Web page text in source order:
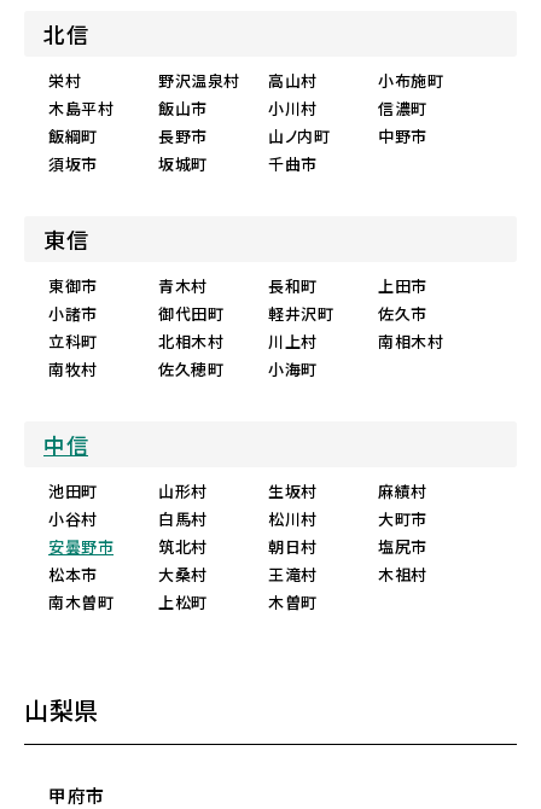
北信
栄村 野沢温泉村 高山村
小布施町
木島平村
飯山市 小川村
信濃町
飯綱町
長野市 山ノ内町
中野市
須坂市
坂城町 千曲市
東信
東御市 青木村 長和町
上田市
小諸市
御代田町 軽井沢町
佐久市
立科町
北相木村 川上村
南相木村
南牧村
佐久穂町 小海町
中信
池田町 山形村 生坂村
麻績村
小谷村
白馬村 松川村
大町市
安曇野市
筑北村 朝日村
塩尻市
松本市
大桑村 王滝村
木祖村
南木曽町
上松町 木曽町
山梨県
甲府市